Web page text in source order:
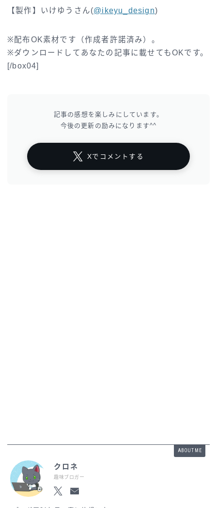
【製作】いけゆうさん(@ikeyu_design)
※配布OK素材です（作成者許諾済み）。
※ダウンロードしてあなたの記事に載せてもOKです。
[/box04]
記事の感想を楽しみにしています。
今後の更新の励みになります^^
Xでコメントする
ABOUT ME
クロネ
趣味ブロガー